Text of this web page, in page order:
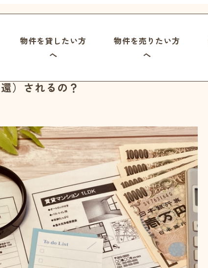
物件を貸したい方
へ
物件を売りたい方
へ
）されるの？